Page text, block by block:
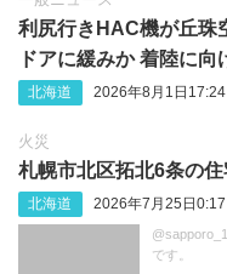
利尻行きHAC機が丘珠
ドアに緩みか 着陸に向
北海道 2026年8月1日17:24
火災
札幌市北区拓北6条の
北海道 2026年7月25日0:17
です。